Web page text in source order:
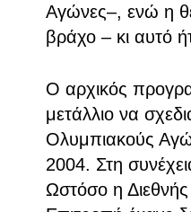
Αγώνες–, ενώ η
βράχο – κι αυτό
Ο αρχικός
μετάλλιο να
Ολυμπιακούς
2004. Στη
Ωστόσο η